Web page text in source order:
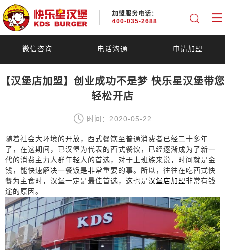
加盟服务电话：
400-035-2688
微信咨询 电话沟通 申请加盟
【汉堡店加盟】创业成功不是梦 快乐星汉堡带您
轻松开店
时间：2020-05-22
随着社会大环境的开放，西式餐饮至普通消费者已经二十多年
了，在这期间，已汉堡为代表的西式餐饮，已经逐渐成为了新一
代的消费主力人群年轻人的首选，对于上班族来说，时间就是金
钱，能快速解决一餐饭是非常重要的事。所以，往往在吃西式快
餐为主食时，汉堡一定是最佳首选，这也是汉堡店加盟非常有钱
途的原因。